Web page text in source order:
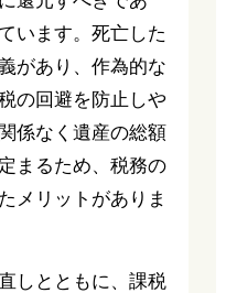
います。死亡した
があり、作為的な
の回避を防止しや
係なく遺産の総額
まるため、税務の
メリットがありま
しとともに、課税